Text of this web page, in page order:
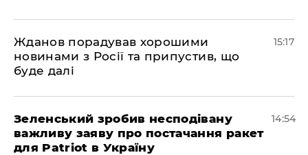
Жданов порадував хорошими
новинами з Росії та припустив, що
буде далі
15:17
Зеленський зробив несподівану
важливу заяву про постачання ракет
для Patriot в Україну
14:54